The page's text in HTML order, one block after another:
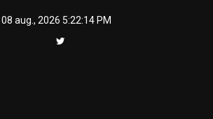
08 aug., 2026 5:22:15 PM